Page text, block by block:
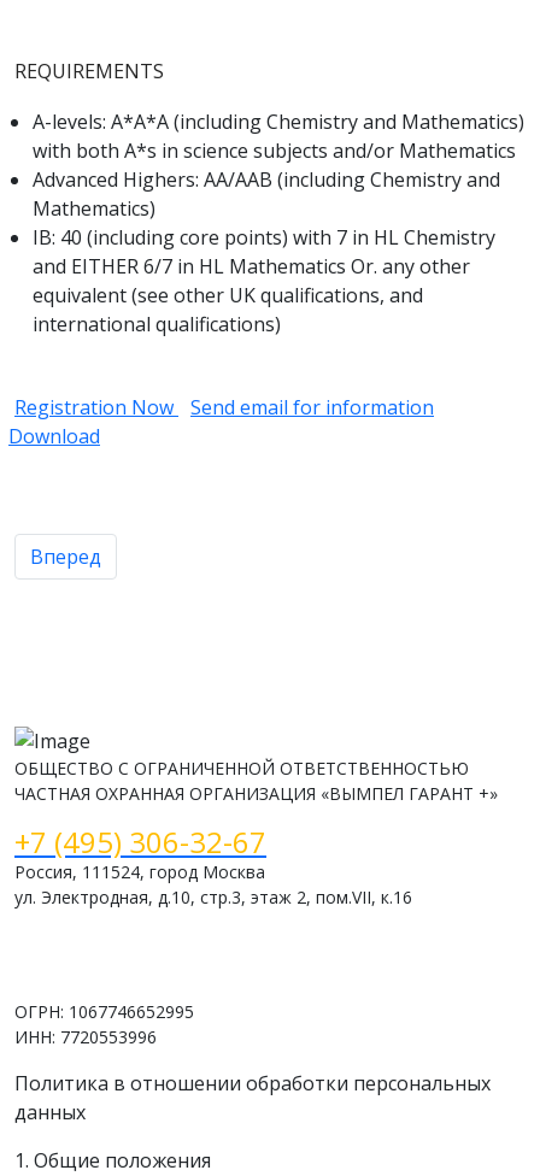
REQUIREMENTS
A-levels: A*A*A (including Chemistry and Mathematics)
with both A*s in science subjects and/or Mathematics
Advanced Highers: AA/AAB (including Chemistry and
Mathematics)
IB: 40 (including core points) with 7 in HL Chemistry
and EITHER 6/7 in HL Mathematics Or. any other
equivalent (see other UK qualifications, and
international qualifications)
Registration Now
Send email for information
Download
Следующий: The polls that prove caste politics still
Вперед
ОБЩЕСТВО С ОГРАНИЧЕННОЙ ОТВЕТСТВЕННОСТЬЮ
ЧАСТНАЯ ОХРАННАЯ ОРГАНИЗАЦИЯ «ВЫМПЕЛ ГАРАНТ +»
+7 (495) 306-32-67
Россия, 111524, город Москва
ул. Электродная, д.10, стр.3, этаж 2, пом.VII, к.16
ОГРН: 1067746652995
ИНН: 7720553996
Политика в отношении обработки персональных
данных
1. Общие положения